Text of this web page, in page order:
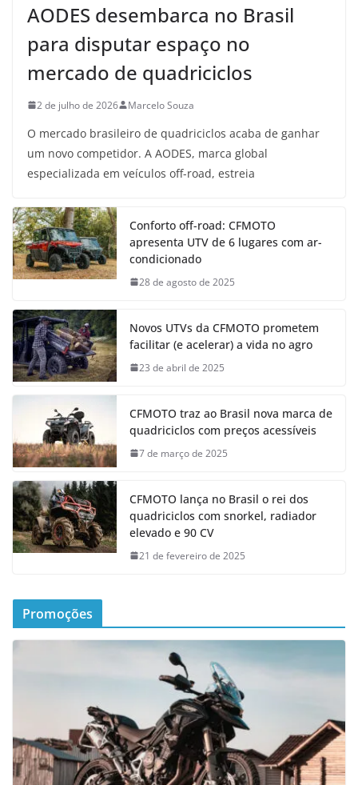
AODES desembarca no Brasil
para disputar espaço no
mercado de quadriciclos
2 de julho de 2026 Marcelo Souza
O mercado brasileiro de quadriciclos acaba de ganhar
um novo competidor. A AODES, marca global
especializada em veículos off-road, estreia
Conforto off-road: CFMOTO
apresenta UTV de 6 lugares com ar-
condicionado
28 de agosto de 2025
Novos UTVs da CFMOTO prometem
facilitar (e acelerar) a vida no agro
23 de abril de 2025
CFMOTO traz ao Brasil nova marca de
quadriciclos com preços acessíveis
7 de março de 2025
CFMOTO lança no Brasil o rei dos
quadriciclos com snorkel, radiador
elevado e 90 CV
21 de fevereiro de 2025
Promoções